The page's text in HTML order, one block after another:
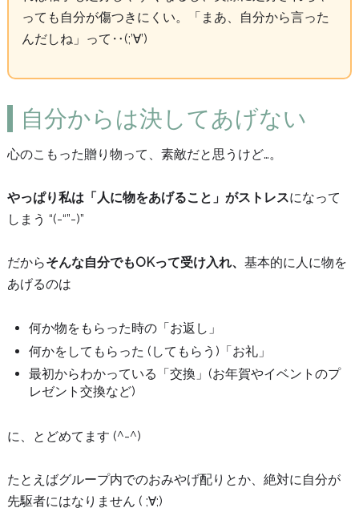
っても自分が傷つきにくい。「まあ、自分から言った
んだしね」って‥(;’∀’)
自分からは決してあげない
心のこもった贈り物って、素敵だと思うけど…。
やっぱり私は「人に物をあげること」がストレスになって
しまう “(-“”-)”
だからそんな自分でもOKって受け入れ、 基本的に人に物を
あげるのは
何か物をもらった時の「お返し」
何かをしてもらった (してもらう)「お礼」
最初からわかっている「交換」(お年賀やイベントのプ
レゼント交換など)
に、とどめてます (^-^)
たとえばグループ内でのおみやげ配りとか、絶対に自分が
先駆者にはなりません ( ;∀;)